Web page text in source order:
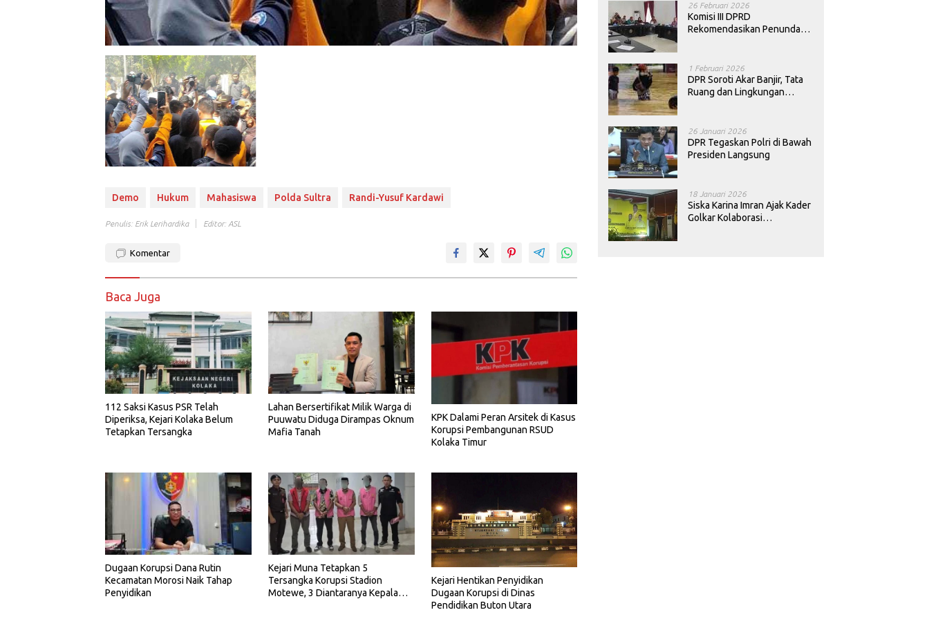
Demo Hukum Mahasiswa Polda Sultra Randi-Yusuf Kardawi
Penulis: Erik Lerihardika Editor: ASL
Komentar
Baca Juga
112 Saksi Kasus PSR Telah
Diperiksa, Kejari Kolaka Belum
Tetapkan Tersangka
Lahan Bersertifikat Milik Warga di
Puuwatu Diduga Dirampas Oknum
Mafia Tanah
KPK Dalami Peran Arsitek di Kasus
Korupsi Pembangunan RSUD
Kolaka Timur
Dugaan Korupsi Dana Rutin
Kecamatan Morosi Naik Tahap
Penyidikan
Kejari Muna Tetapkan 5
Tersangka Korupsi Stadion
Motewe, 3 Diantaranya Kepala
Kejari Hentikan Penyidikan
Dugaan Korupsi di Dinas
Pendidikan Buton Utara
26 Februari 2026
Komisi III DPRD
Rekomendasikan Penundaan
1 Februari 2026
DPR Soroti Akar Banjir, Tata
Ruang dan Lingkungan
26 Januari 2026
DPR Tegaskan Polri di Bawah
Presiden Langsung
18 Januari 2026
Siska Karina Imran Ajak Kader
Golkar Kolaborasi